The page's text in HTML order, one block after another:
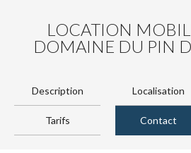
LOCATION
DOMAINE DU PIN
Description Localisation
Tarifs Contact